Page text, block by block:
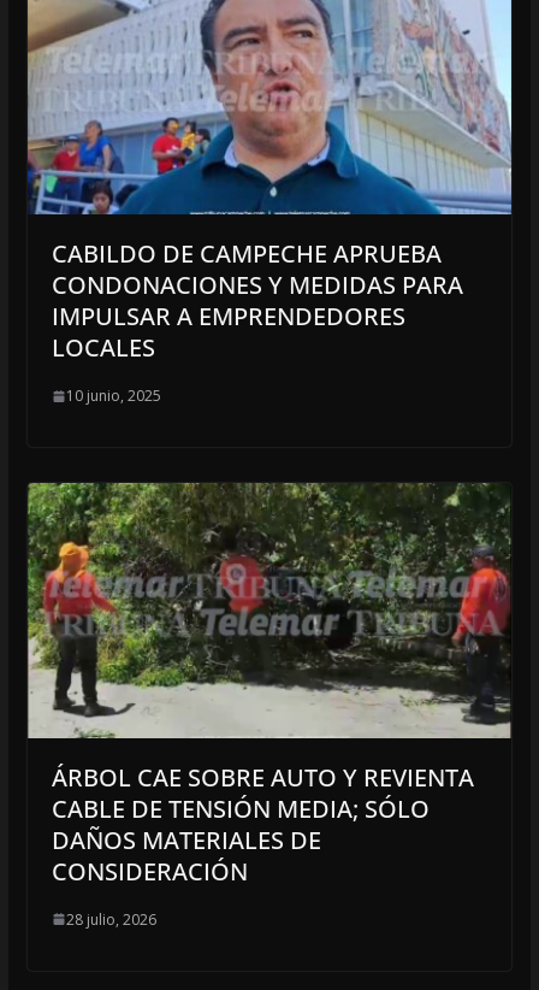
CABILDO DE CAMPECHE APRUEBA
CONDONACIONES Y MEDIDAS PARA
IMPULSAR A EMPRENDEDORES
LOCALES
10 junio, 2025
ÁRBOL CAE SOBRE AUTO Y REVIENTA
CABLE DE TENSIÓN MEDIA; SÓLO
DAÑOS MATERIALES DE
CONSIDERACIÓN
28 julio, 2026